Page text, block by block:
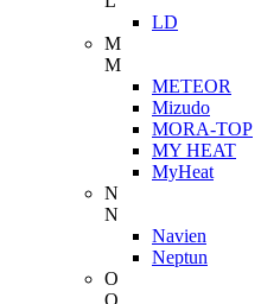
LD
M
M
METEOR
Mizudo
MORA-TOP
MY HEAT
MyHeat
N
N
Navien
Neptun
O
O